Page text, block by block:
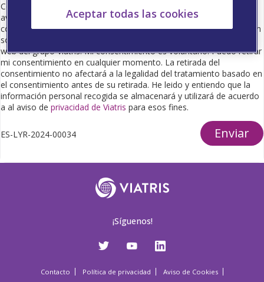
Consiento que Viatris (consulte la información de la empresa en el
aviso de protección de datos) utilice mis datos de contacto
comercial para proporcionarme información científica e información
sobre productos farmacéuticos, así como de eventos o seminarios
web del grupo Viatris. Mi consentimiento es voluntario. Puedo retirar
mi consentimiento en cualquier momento. La retirada del
consentimiento no afectará a la legalidad del tratamiento basado en
el consentimiento antes de su retirada. He leido y entiendo que la
información personal recogida se almacenará y utilizará de acuerdo
a al aviso de privacidad de Viatris para esos fines.
ES-LYR-2024-00034 Enviar
¡Síguenos!
Contacto Política de privacidad
Aviso de Cookies
Aceptar todas las cookies